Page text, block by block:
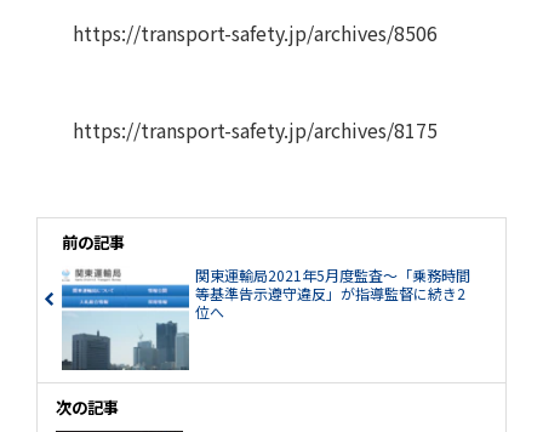
https://transport-safety.jp/archives/8506
https://transport-safety.jp/archives/8175
前の記事
関東運輸局2021年5月度監査～「乗務時間
等基準告示遵守違反」が指導監督に続き2
位へ
次の記事